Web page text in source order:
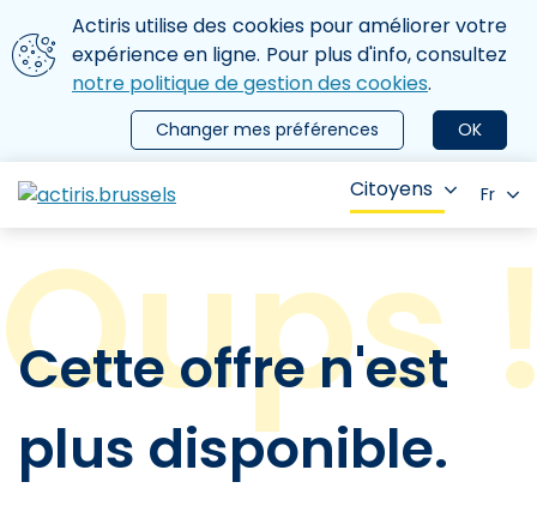
Aller au contenu principal
Nous utilisons des cookies
Actiris utilise des cookies pour améliorer votre
expérience en ligne. Pour plus d'info, consultez
notre politique de gestion des cookies.
OK
Changer mes préférences
le menu
Citoyens Fr
Cette offre n'est
plus disponible.